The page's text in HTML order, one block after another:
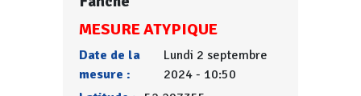
MESURE ATYPIQUE
Date de la
mesure :
Lundi 2 septembre
2024 - 10:50